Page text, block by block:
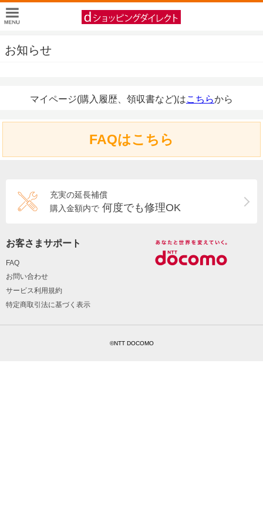
お知らせ
マイページ(購入履歴、領収書など)はこちらから
FAQはこちら
充実の延長補償
購入金額内で 何度でも修理OK
お客さまサポート
FAQ
お問い合わせ
サービス利用規約
特定商取引法に基づく表示
©NTT DOCOMO